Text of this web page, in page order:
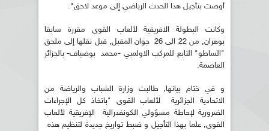
أوصت بتأجيل هذا الحدث الرياضي إلى موعد لاحق".
وكانت البطولة الافريقية لألعاب القوى مقررة سابقا
بوهران, من 22 الى 26 جوان المقبل, قبل نقلها إلى ملحق
"الساطو" التابع للمركب الاولمبي -محمد بوضياف- بالجزائر
العاصمة.
و في ختام بيانها, طالبت وزارة الشباب والرياضة من
الاتحادية الجزائرية لألعاب القوى "باتخاذ كل الإجراءات
الضرورية لإحاطة مسؤولي الكونفدرالية الإفريقية لألعاب
القوى, علما بهذا التأجيل و ضبط تواريخ جديدة لتنظيم هذه